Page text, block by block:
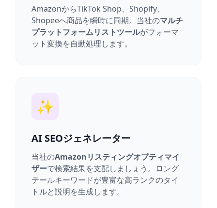
AmazonからTikTok Shop、Shopify、
Shopeeへ商品を瞬時に同期。当社のマルチ
プラットフォームリストツールがフォーマ
ット変換を自動処理します。
✨
AI SEOジェネレーター
当社のAmazonリスティングオプティマイ
ザーで検索結果を支配しましょう。ロング
テールキーワードが豊富な高ランクのタイ
トルと説明を生成します。